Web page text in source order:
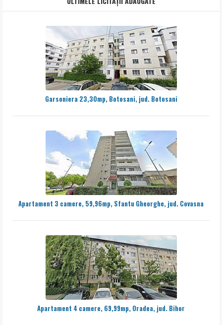
Garsoniera 23,30mp, Botosani, jud. Botosani
Apartament 3 camere, 59,96mp, Sfantu Gheorghe, jud. Covasna
Apartament 4 camere, 69,99mp, Oradea, jud. Bihor